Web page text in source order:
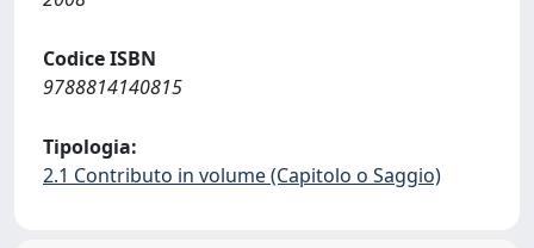
Codice ISBN
9788814140815
Tipologia:
2.1 Contributo in volume (Capitolo o Saggio)